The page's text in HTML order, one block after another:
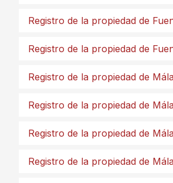
Registro de la propiedad de
Registro de la propiedad de
Registro de la propiedad de
Registro de la propiedad de
Registro de la propiedad de
Registro de la propiedad de